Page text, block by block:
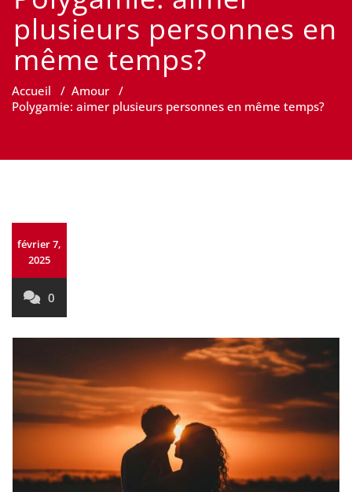
plusieurs personnes en
même temps?
Accueil / Amour /
Polygamie: aimer plusieurs personnes en même temps?
février 7,
2025
0